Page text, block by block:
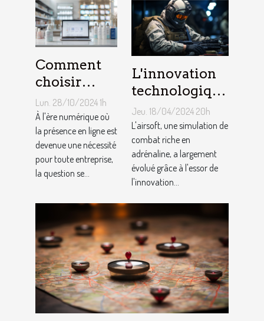
Comment
choisir
entre une
boutique en
ligne et un
site vitrine
pour votre
activité ?
Lun. 28/10/2024 1h
À l'ère numérique où
la présence en ligne est
devenue une nécessité
pour toute entreprise,
la question se...
L'innovation
technologique
dans les
équipements
d'airsoft et son
impact sur le
jeu
Jeu. 18/04/2024 20h
L'airsoft, une simulation de
combat riche en
adrénaline, a largement
évolué grâce à l'essor de
l'innovation...